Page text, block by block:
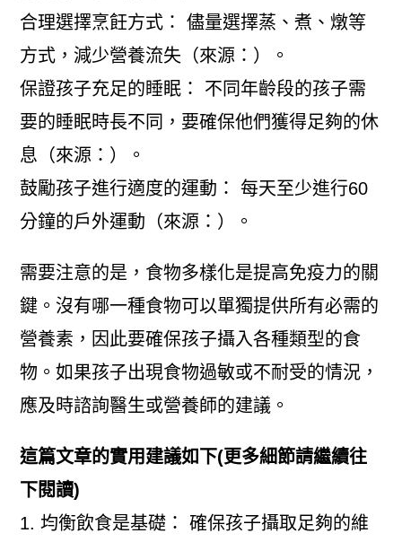
合理選擇烹飪方式： 儘量選擇蒸、煮、燉等
方式，減少營養流失（來源：）。
保證孩子充足的睡眠： 不同年齡段的孩子需
要的睡眠時長不同，要確保他們獲得足夠的休
息（來源：）。
鼓勵孩子進行適度的運動： 每天至少進行60
分鐘的戶外運動（來源：）。
需要注意的是，食物多樣化是提高免疫力的關
鍵。沒有哪一種食物可以單獨提供所有必需的
營養素，因此要確保孩子攝入各種類型的食
物。如果孩子出現食物過敏或不耐受的情況，
應及時諮詢醫生或營養師的建議。
這篇文章的實用建議如下(更多細節請繼續往
下閱讀)
1. 均衡飲食是基礎： 確保孩子攝取足夠的維